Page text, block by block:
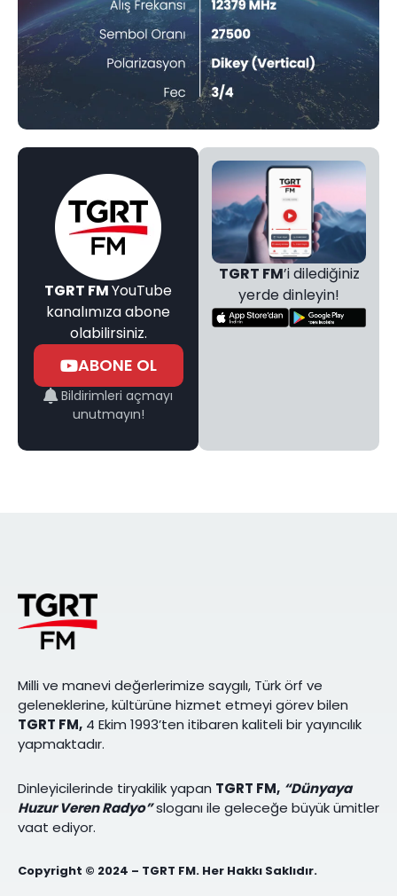
TGRT FMYouTube
kanalımıza abone
olabilirsiniz.
ABONE OL
Bildirimleri açmayı
unutmayın!
TGRT FM’i dilediğiniz
yerde dinleyin!
Milli ve manevi değerlerimize saygılı, Türk örf ve
geleneklerine, kültürüne hizmet etmeyi görev bilen
TGRT FM, 4 Ekim 1993’ten itibaren kaliteli bir yayıncılık
yapmaktadır.
Dinleyicilerinde tiryakilik yapan TGRT FM, “Dünyaya
Huzur Veren Radyo”sloganı ile geleceğe büyük ümitler
vaat ediyor.
Copyright © 2024 – TGRT FM. Her Hakkı Saklıdır.